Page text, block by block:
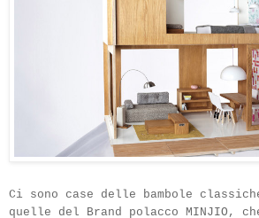
Ci sono case delle bambole
quelle del Brand polacco MINJIO,